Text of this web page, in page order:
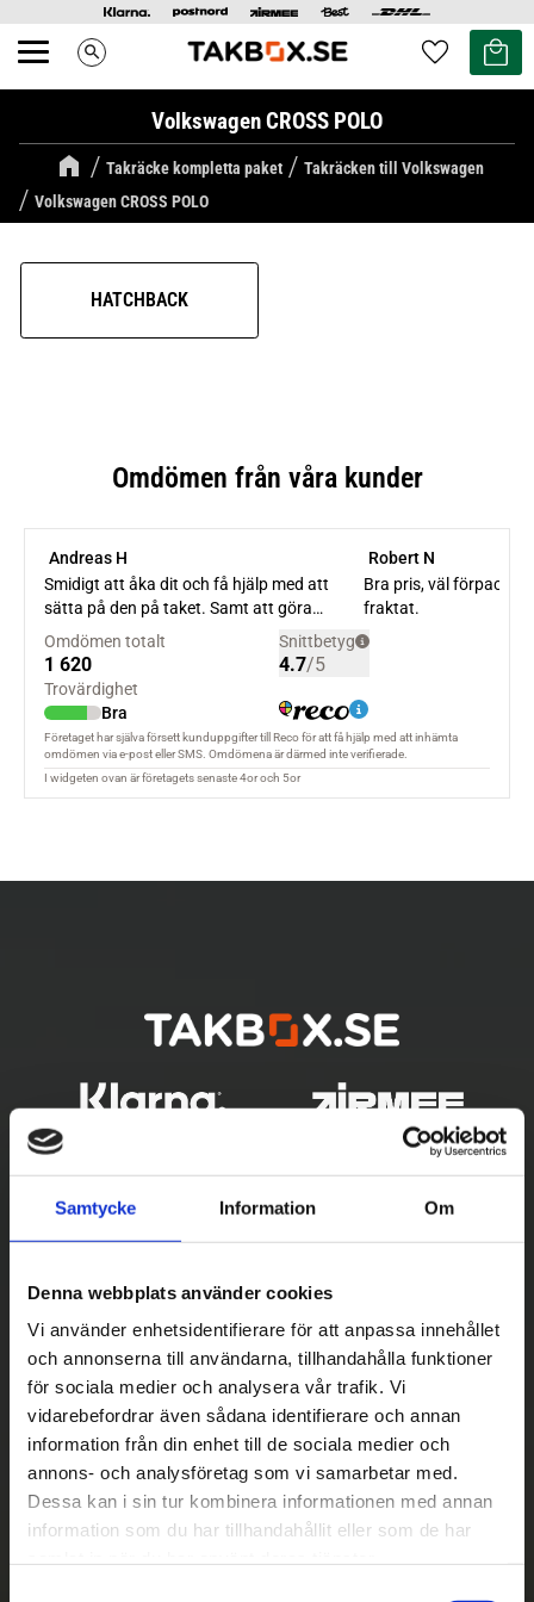
Samtycke Information Om
Denna webbplats använder cookies
Vi använder enhetsidentifierare för att anpassa innehållet
och annonserna till användarna, tillhandahålla funktioner
för sociala medier och analysera vår trafik. Vi
vidarebefordrar även sådana identifierare och annan
information från din enhet till de sociala medier och
annons- och analysföretag som vi samarbetar med.
Dessa kan i sin tur kombinera informationen med annan
information som du har tillhandahållit eller som de har
Meny search Favoriter
Kundvagn
Volkswagen CROSS POLO
Takräcke kompletta paket
Takräcken till Volkswagen
Volkswagen CROSS POLO
HATCHBACK
Betala säkert
|| Välj ||
Snabba leveranser
||
Eller ||
Hämta på lagret med/utan montering